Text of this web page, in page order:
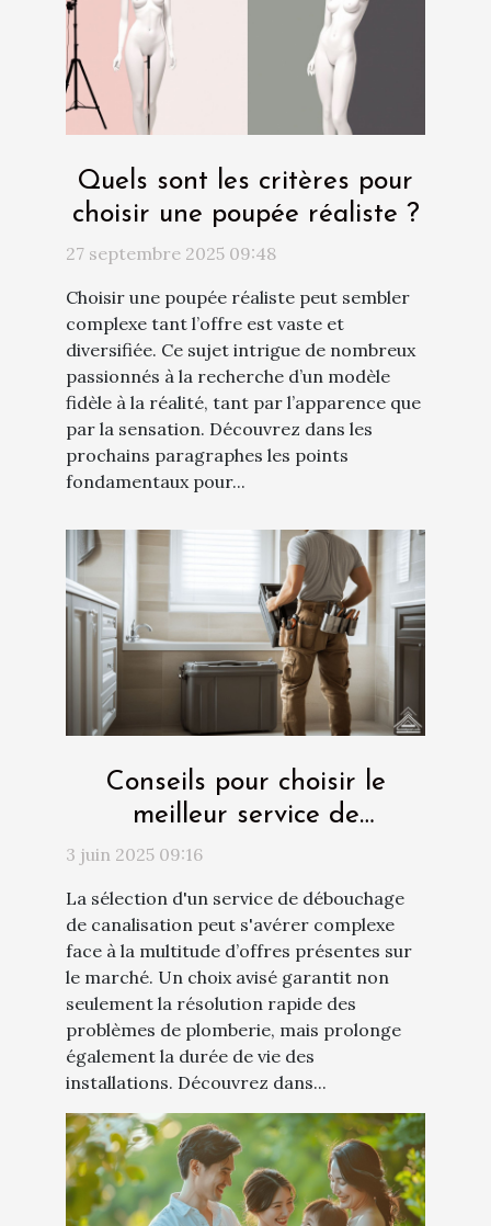
Quels sont les critères pour
choisir une poupée réaliste ?
27 septembre 2025 09:48
Choisir une poupée réaliste peut sembler
complexe tant l’offre est vaste et
diversifiée. Ce sujet intrigue de nombreux
passionnés à la recherche d’un modèle
fidèle à la réalité, tant par l’apparence que
par la sensation. Découvrez dans les
prochains paragraphes les points
fondamentaux pour...
Conseils pour choisir le
meilleur service de
débouchage de canalisation
3 juin 2025 09:16
La sélection d'un service de débouchage
de canalisation peut s'avérer complexe
face à la multitude d’offres présentes sur
le marché. Un choix avisé garantit non
seulement la résolution rapide des
problèmes de plomberie, mais prolonge
également la durée de vie des
installations. Découvrez dans...